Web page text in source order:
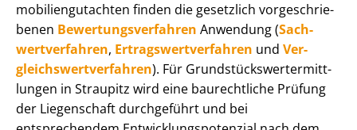
mo­bi­li­en­gut­ach­ten finden die gesetzlich vor­ge­schrie­
be­nen Be­wer­tungs­ver­fah­ren Anwendung (Sach­
wert­ver­fah­ren, Er­trags­wert­ver­fah­ren und Ver­
gleichs­wert­ver­fah­ren). Für Grund­stücks­wert­ermitt­
lun­gen in Straupitz wird eine baurechtliche Prüfung
der Liegenschaft durchgeführt und bei